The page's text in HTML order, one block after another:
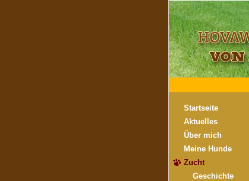
Startseite
Aktuelles
Über mich
Meine Hunde
Zucht
Geschichte